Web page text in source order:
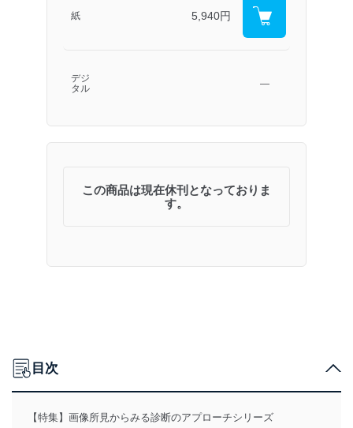
紙 5,940円
デジ
タル
―
この商品は現在休刊となっておりま
す。
目次
【特集】画像所見からみる診断のアプローチシリーズ